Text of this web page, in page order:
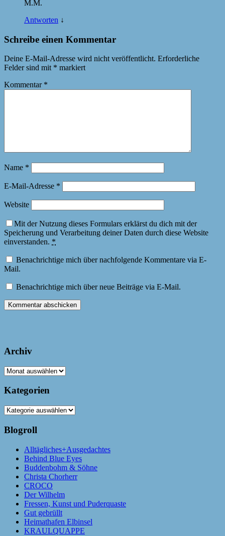
M.M.
Antworten ↓
Schreibe einen Kommentar
Deine E-Mail-Adresse wird nicht veröffentlicht. Erforderliche
Felder sind mit * markiert
Kommentar *
Name *
E-Mail-Adresse *
Website
Mit der Nutzung dieses Formulars erklärst du dich mit der
Speicherung und Verarbeitung deiner Daten durch diese Website
einverstanden. *
Benachrichtige mich über nachfolgende Kommentare via E-
Mail.
Benachrichtige mich über neue Beiträge via E-Mail.
Archiv
Archiv
Kategorien
Kategorien
Blogroll
Alltägliches+Ausgedachtes
Behind Blue Eyes
Buddenbohm & Söhne
Christa Chorherr
CROCO
Der Wilhelm
Fressen, Kunst und Puderquaste
Gut gebrüllt
Heimathafen Elbinsel
KRAULQUAPPE